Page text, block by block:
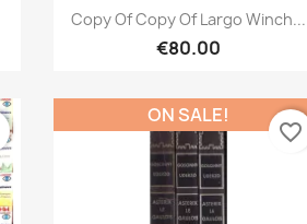
Quick view
Copy Of Copy Of Largo Winch...
€80.00
ON SALE!
favorite_border